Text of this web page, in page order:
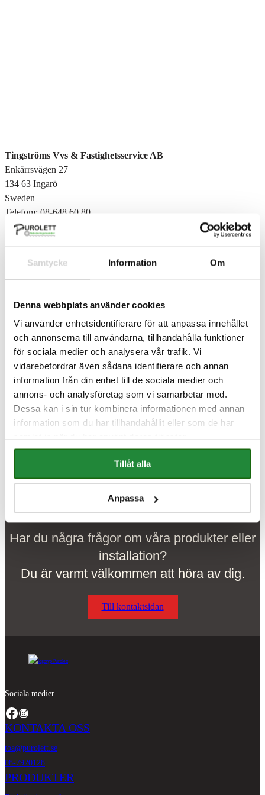
Samtycke Information Om
Denna webbplats använder cookies
Vi använder enhetsidentifierare för att anpassa innehållet
och annonserna till användarna, tillhandahålla funktioner
för sociala medier och analysera vår trafik. Vi
vidarebefordrar även sådana identifierare och annan
information från din enhet till de sociala medier och
annons- och analysföretag som vi samarbetar med.
Dessa kan i sin tur kombinera informationen med annan
information som du har tillhandahållit eller som de har
Tillåt alla
Anpassa
Tingströms Vvs & Fastighetsservice AB
Enkärrsvägen 27
134 63 Ingarö
Sweden
Telefom: 08-648 60 80
Email:info@tingstromsvvs.se
Tillbaka till alla nyheter
Emv i Nås
Har du några frågor om våra produkter eller
installation?
Du är varmt välkommen att höra av dig.
Till kontaktsidan
Sociala medier
Facebook Instagram
KONTAKTA OSS
toa@purolett.se
08-7920128
PRODUKTER